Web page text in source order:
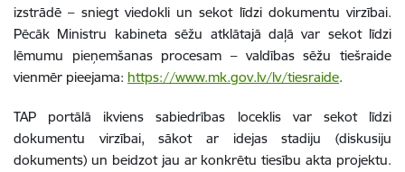
izstrādē – sniegt viedokli un sekot līdzi dokumentu virzībai.
Pēcāk Ministru kabineta sēžu atklātajā daļā var sekot līdzi
lēmumu pieņemšanas procesam – valdības sēžu tiešraide
vienmēr pieejama: https://www.mk.gov.lv/lv/tiesraide.
TAP portālā ikviens sabiedrības loceklis var sekot līdzi
dokumentu virzībai, sākot ar idejas stadiju (diskusiju
dokuments) un beidzot jau ar konkrētu tiesību akta projektu.